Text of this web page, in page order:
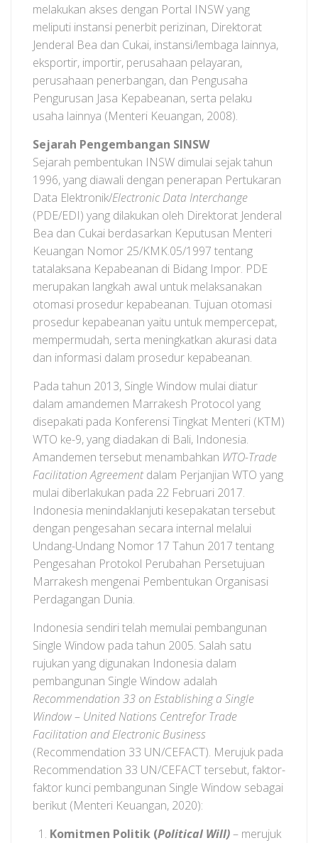
melakukan akses dengan Portal INSW yang
meliputi instansi penerbit perizinan, Direktorat
Jenderal Bea dan Cukai, instansi/lembaga lainnya,
eksportir, importir, perusahaan pelayaran,
perusahaan penerbangan, dan Pengusaha
Pengurusan Jasa Kepabeanan, serta pelaku
usaha lainnya (Menteri Keuangan, 2008).
Sejarah Pengembangan SINSW
Sejarah pembentukan INSW dimulai sejak tahun
1996, yang diawali dengan penerapan Pertukaran
Data Elektronik/Electronic Data Interchange
(PDE/EDI) yang dilakukan oleh Direktorat Jenderal
Bea dan Cukai berdasarkan Keputusan Menteri
Keuangan Nomor 25/KMK.05/1997 tentang
tatalaksana Kepabeanan di Bidang Impor. PDE
merupakan langkah awal untuk melaksanakan
otomasi prosedur kepabeanan. Tujuan otomasi
prosedur kepabeanan yaitu untuk mempercepat,
mempermudah, serta meningkatkan akurasi data
dan informasi dalam prosedur kepabeanan.
Pada tahun 2013, Single Window mulai diatur
dalam amandemen Marrakesh Protocol yang
disepakati pada Konferensi Tingkat Menteri (KTM)
WTO ke-9, yang diadakan di Bali, Indonesia.
Amandemen tersebut menambahkan WTO-Trade
Facilitation Agreementdalam Perjanjian WTO yang
mulai diberlakukan pada 22 Februari 2017.
Indonesia menindaklanjuti kesepakatan tersebut
dengan pengesahan secara internal melalui
Undang-Undang Nomor 17 Tahun 2017 tentang
Pengesahan Protokol Perubahan Persetujuan
Marrakesh mengenai Pembentukan Organisasi
Perdagangan Dunia.
Indonesia sendiri telah memulai pembangunan
Single Window pada tahun 2005. Salah satu
rujukan yang digunakan Indonesia dalam
pembangunan Single Window adalah
Recommendation 33 on Establishing a Single
Window– United Nations Centrefor Trade
Facilitation and Electronic Business
(Recommendation 33 UN/CEFACT). Merujuk pada
Recommendation 33 UN/CEFACT tersebut, faktor-
faktor kunci pembangunan Single Window sebagai
berikut (Menteri Keuangan, 2020):
Komitmen Politik (Political Will)– merujuk